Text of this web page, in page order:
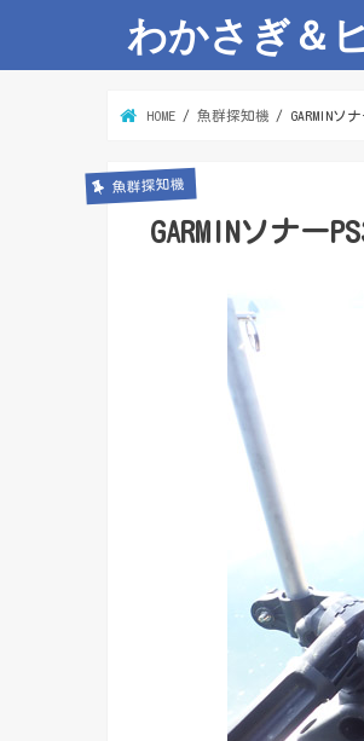
わかさぎ＆
HOME 魚群探知機 GARMINソ
魚群探知機
GARMINソナー